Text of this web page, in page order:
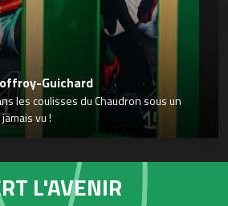
Guichard
les coulisses du Chaudron sous un
vu !
L'AVENIR